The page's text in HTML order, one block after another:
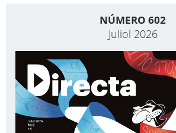
NÚMERO 602
Juliol 2026